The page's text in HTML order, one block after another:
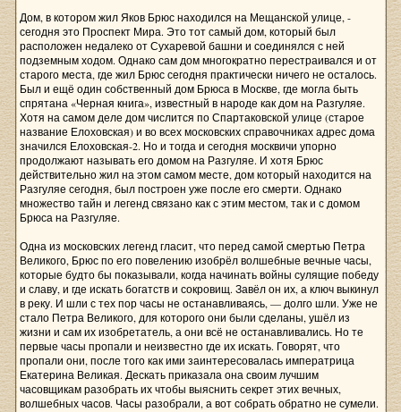
Дом, в котором жил Яков Брюс находился на Мещанской улице, -
сегодня это Проспект Мира. Это тот самый дом, который был
расположен недалеко от Сухаревой башни и соединялся с ней
подземным ходом. Однако сам дом многократно перестраивался и от
старого места, где жил Брюс сегодня практически ничего не осталось.
Был и ещё один собственный дом Брюса в Москве, где могла быть
спрятана «Черная книга», известный в народе как дом на Разгуляе.
Хотя на самом деле дом числится по Спартаковской улице (старое
название Елоховская) и во всех московских справочниках адрес дома
значился Елоховская-2. Но и тогда и сегодня москвичи упорно
продолжают называть его домом на Разгуляе. И хотя Брюс
действительно жил на этом самом месте, дом который находится на
Разгуляе сегодня, был построен уже после его смерти. Однако
множество тайн и легенд связано как с этим местом, так и с домом
Брюса на Разгуляе.
Одна из московских легенд гласит, что перед самой смертью Петра
Великого, Брюс по его повелению изобрёл волшебные вечные часы,
которые будто бы показывали, когда начинать войны сулящие победу
и славу, и где искать богатств и сокровищ. Завёл он их, а ключ выкинул
в реку. И шли с тех пор часы не останавливаясь, — долго шли. Уже не
стало Петра Великого, для которого они были сделаны, ушёл из
жизни и сам их изобретатель, а они всё не останавливались. Но те
первые часы пропали и неизвестно где их искать. Говорят, что
пропали они, после того как ими заинтересовалась императрица
Екатерина Великая. Дескать приказала она своим лучшим
часовщикам разобрать их чтобы выяснить секрет этих вечных,
волшебных часов. Часы разобрали, а вот собрать обратно не сумели.